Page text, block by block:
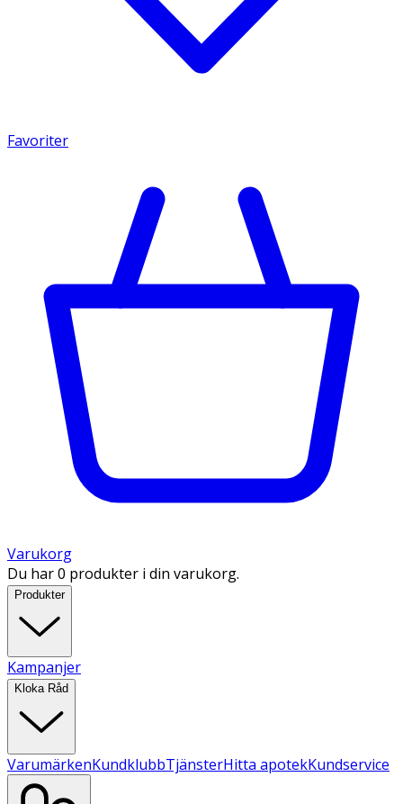
Favoriter
Varukorg
Du har 0 produkter i din varukorg.
Produkter
Kampanjer
Kloka Råd
VarumärkenKundklubbTjänsterHitta apotekKundservice